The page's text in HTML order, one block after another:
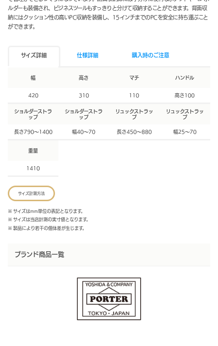
ルダーも装備され、ビジネスツールもすっきりと分けて収納することができます。背面収
納にはクッション性の高いPC収納を装備し、15インチまでのPCを安全に持ち運ぶこと
ができます。
サイズ詳細 仕様詳細 購入時のご注意
幅
420
高さ
310
マチ
110
ハンドル
高さ100
ショルダーストラ
ップ
長さ790～1400
ショルダーストラ
ップ
幅40～70
リュックストラッ
プ
長さ450～880
リュックストラッ
プ
幅25～70
重量
1410
サイズ計測方法
※ サイズはmm単位の表記となります。
※ サイズは当店計測の実寸値となります。
※ 製品により若干の個体差が生じます。
ブランド商品一覧